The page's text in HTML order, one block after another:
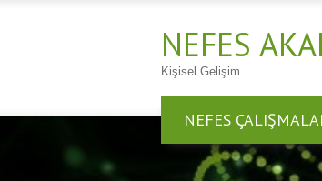
NEFES
Kişisel Gelişim
NEFES